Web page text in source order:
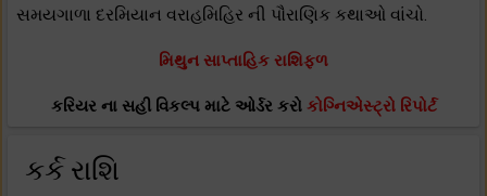
સમયગાળા દરમિયાન વરાહમિહિર ની પૌરાણિક કથાઓ વાંચો.
મિથુન સાપ્તાહિક રાશિફળ
કરિયર ના સહી વિકલ્પ માટે ઓર્ડર કરો કોગ્નિએસ્ટ્રો રિપોર્ટ
કર્ક રાશિ